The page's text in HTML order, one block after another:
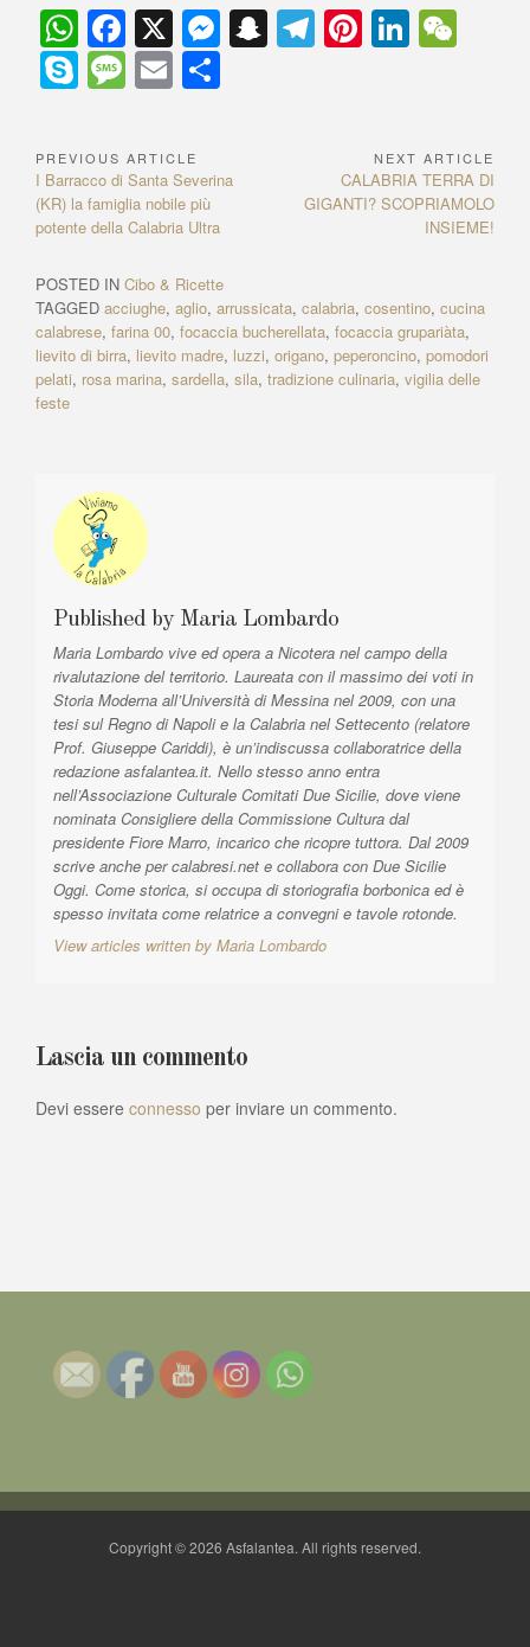
W
h
at
s
A
p
F
a
c
e
b
o
k
X M
e
n
S
n
T
el
m
Pi
nt
e
st
Li
n
e
dI
n
h
at
S
p
e
M
ss
a
g
E
ail
di
N
a
v
g
a
z
i
PREVIOUS ARTICLE
P
r
e
i
o
s
r
I Barracco di Santa Severina
(KR) la famiglia nobile più
potente della Calabria Ultra
NEXT ARTICLE
N
e
r
CALABRIA TERRA DI
GIGANTI? SCOPRIAMOLO
INSIEME!
POSTED IN Cibo & Ricette
TAGGED acciughe, aglio, arrussicata, calabria, cosentino, cucina
calabrese, farina 00, focaccia bucherellata, focaccia grupariàta,
lievito di birra, lievito madre, luzzi, origano, peperoncino, pomodori
pelati, rosa marina, sardella, sila, tradizione culinaria, vigilia delle
feste
Published byMaria Lombardo
Maria Lombardo vive ed opera a Nicotera nel campo della
rivalutazione del territorio. Laureata con il massimo dei voti in
Storia Moderna all’Università di Messina nel 2009, con una
tesi sul Regno di Napoli e la Calabria nel Settecento (relatore
Prof. Giuseppe Cariddi), è un’indiscussa collaboratrice della
redazione asfalantea.it. Nello stesso anno entra
nell’Associazione Culturale Comitati Due Sicilie, dove viene
nominata Consigliere della Commissione Cultura dal
presidente Fiore Marro, incarico che ricopre tuttora. Dal 2009
scrive anche per calabresi.net e collabora con Due Sicilie
Oggi. Come storica, si occupa di storiografia borbonica ed è
spesso invitata come relatrice a convegni e tavole rotonde.
View articles written by Maria Lombardo
Lascia un commento
Devi essere connesso per inviare un commento.
Copyright © 2026 Asfalantea. All rights reserved.